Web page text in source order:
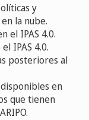
y
la nube.
el IPAS 4.0.
IPAS 4.0.
posteriores al
en
que tienen